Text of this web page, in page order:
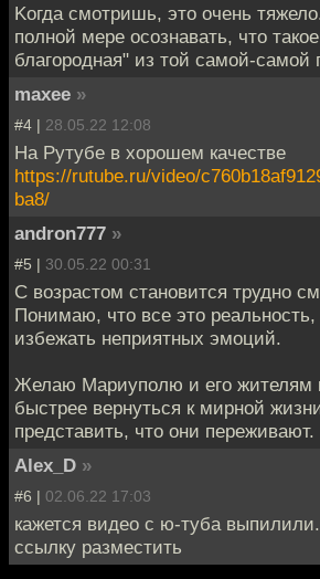
Kогда смотришь, это очень
полной мере осознавать, что
благородная" из той самой-самой
maxee »
#4 | 28.05.22 12:08
На Рутубе в хорошем качестве
https://rutube.ru/video/
ba8/
andron777 »
#5 | 30.05.22 00:31
С возрастом становится трудно
Понимаю, что все это реальность,
избежать неприятных эмоций.
Желаю Мариуполю и его жителям
быстрее вернуться к мирной
представить, что они переживают.
Alex_D »
#6 | 02.06.22 17:03
кажется видео с ю-туба
ссылку разместить